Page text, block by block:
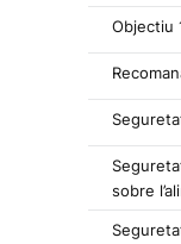
Objectiu
sobre